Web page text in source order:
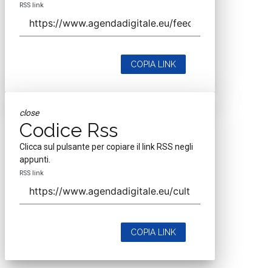
RSS link
COPIA LINK
close
Codice Rss
Clicca sul pulsante per copiare il link RSS negli
appunti.
RSS link
COPIA LINK